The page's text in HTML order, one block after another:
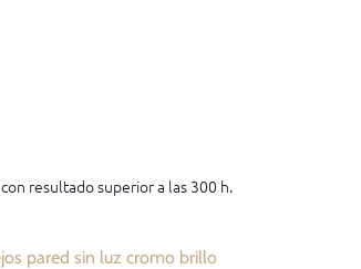
resultado superior a las 300 h.
pared sin luz cromo brillo